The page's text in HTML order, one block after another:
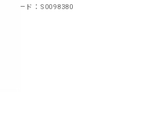
商品コード：S0098380